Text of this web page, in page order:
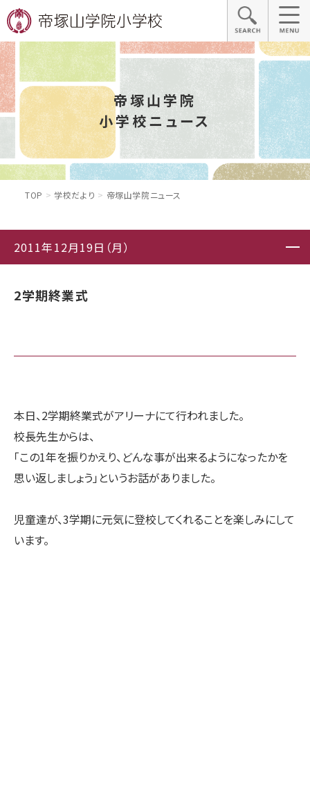
帝塚山学院
小学校ニュース
TOP 学校だより 帝塚山学院ニュース
2011年12月19日（月）
2学期終業式
本日、2学期終業式がアリーナにて行われました。
校長先生からは、
「この1年を振りかえり、どんな事が出来るようになったかを
思い返しましょう」というお話がありました。
児童達が、3学期に元気に登校してくれることを楽しみにして
います。